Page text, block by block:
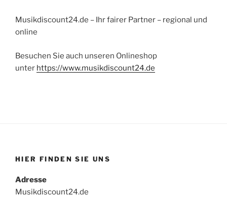
Musikdiscount24.de – Ihr fairer Partner – regional und
online
Besuchen Sie auch unseren Onlineshop
unter https://www.musikdiscount24.de
HIER FINDEN SIE UNS
Adresse
Musikdiscount24.de